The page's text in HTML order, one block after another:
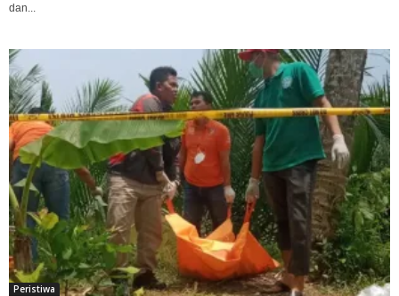
dan...
Peristiwa